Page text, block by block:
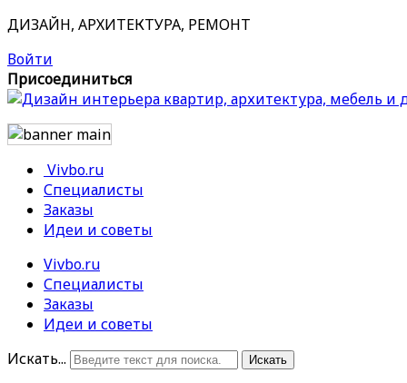
ДИЗАЙН, АРХИТЕКТУРА, РЕМОНТ
Войти
Присоединиться
Vivbo.ru
Специалисты
Заказы
Идеи и советы
Vivbo.ru
Специалисты
Заказы
Идеи и советы
Искать...
Искать